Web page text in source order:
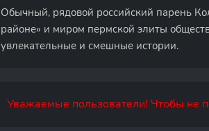
Обычный, рядовой российский парень
районе» и миром пермской элиты
увлекательные и смешные истории.
Уважаемые пользователи! Чтобы не